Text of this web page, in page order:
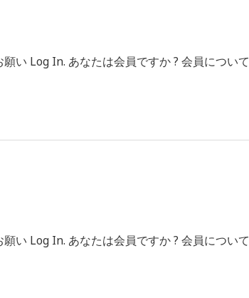
い Log In. あなたは会員ですか ? 会員について
い Log In. あなたは会員ですか ? 会員について